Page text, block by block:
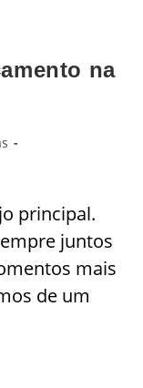
na
principal.
juntos
mais
de um